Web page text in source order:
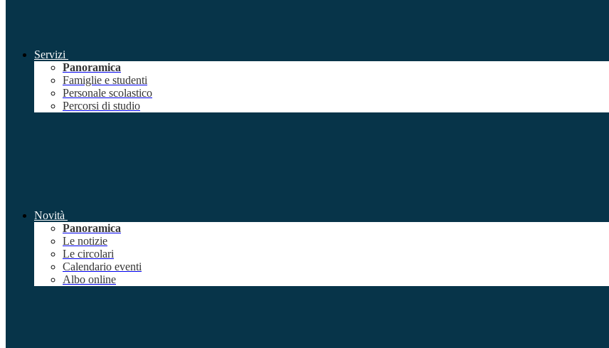
Servizi
Panoramica
Famiglie e studenti
Personale scolastico
Percorsi di studio
Novità
Panoramica
Le notizie
Le circolari
Calendario eventi
Albo online